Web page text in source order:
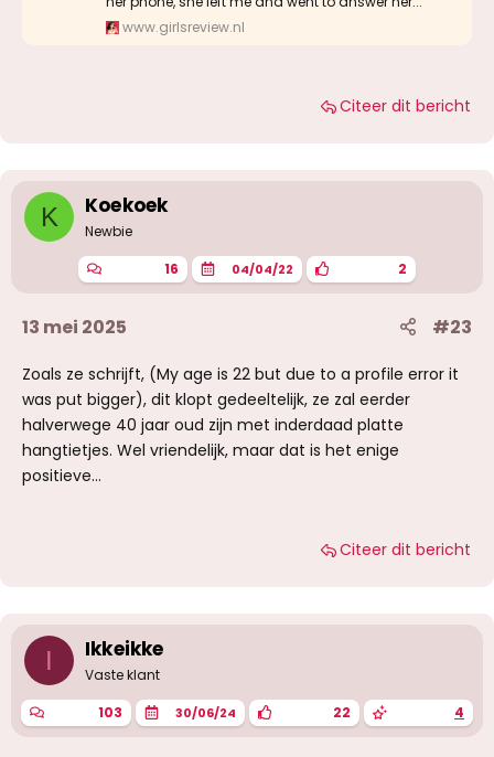
www.girlsreview.nl
Citeer dit bericht
K Koekoek
Newbie
16 04/04/22 2
13 mei 2025 #23
Zoals ze schrijft, (My age is 22 but due to a profile error it
was put bigger), dit klopt gedeeltelijk, ze zal eerder
halverwege 40 jaar oud zijn met inderdaad platte
hangtietjes. Wel vriendelijk, maar dat is het enige
positieve…
Citeer dit bericht
I Ikkeikke
Vaste klant
103 30/06/24 22 4